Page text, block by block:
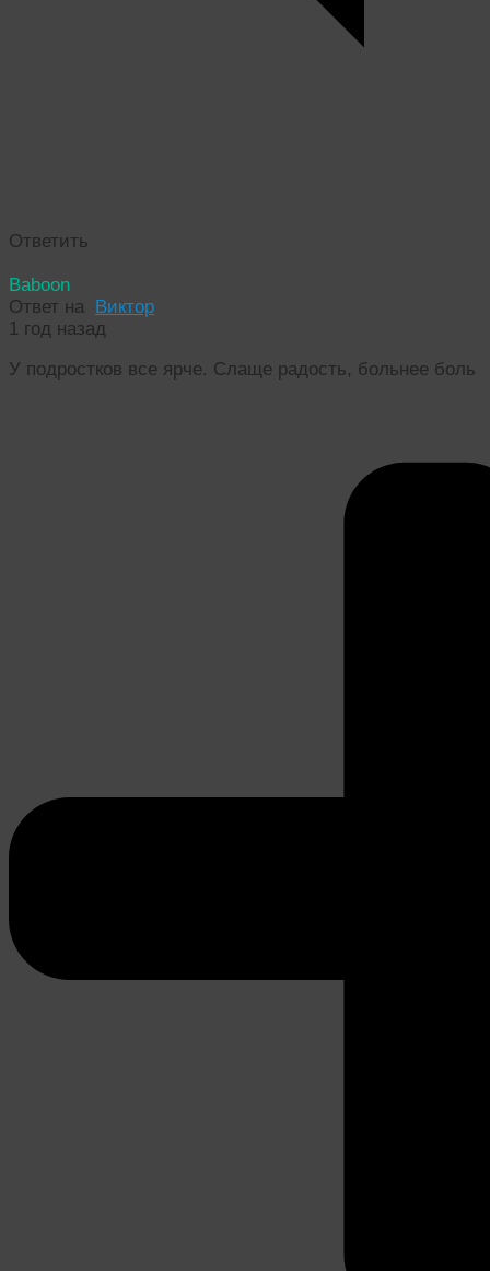
Ответить
Baboon
Ответ на
Виктор
1 год назад
У подростков все ярче. Слаще радость, больнее боль